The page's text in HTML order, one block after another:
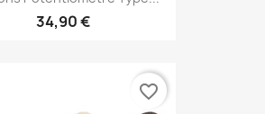
34,90 €
favorite_border